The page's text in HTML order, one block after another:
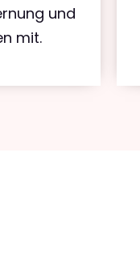
und
mit.